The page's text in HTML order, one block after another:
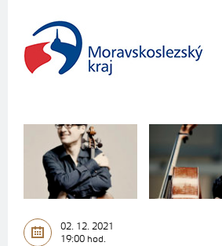
02. 12. 2021
19:00 hod.